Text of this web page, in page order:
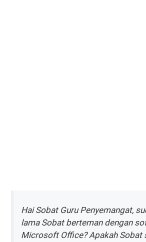
Hai Sobat Guru Penyemangat,
lama Sobat berteman dengan
Microsoft Office? Apakah Sobat